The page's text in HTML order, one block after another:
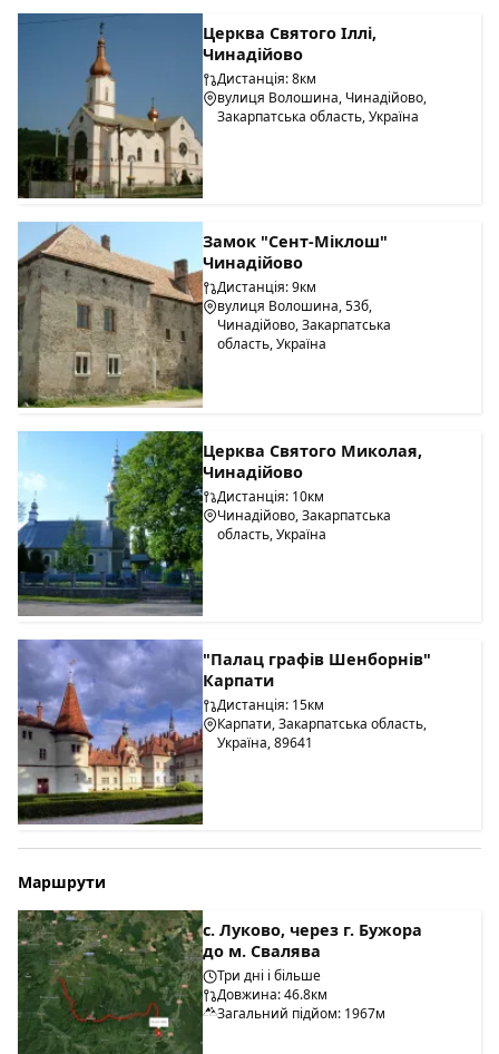
Церква Святого Іллі,
Чинадійово
Дистанція: 8км
вулиця Волошина, Чинадійово,
Закарпатська область, Україна
Замок "Сент-Міклош"
Чинадійово
Дистанція: 9км
вулиця Волошина, 53б,
Чинадійово, Закарпатська
область, Україна
Церква Святого Миколая,
Чинадійово
Дистанція: 10км
Чинадійово, Закарпатська
область, Україна
"Палац графів Шенборнів"
Карпати
Дистанція: 15км
Карпати, Закарпатська область,
Україна, 89641
Маршрути
с. Луково, через г. Бужора
до м. Свалява
Три дні і більше
Довжина: 46.8км
Загальний підйом: 1967м